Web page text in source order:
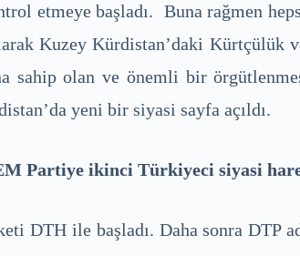
etmeye başladı. Buna rağmen
Kuzey Kürdistan’daki Kürtçülük
sahip olan ve önemli bir
yeni bir siyasi sayfa açıldı.
Partiye ikinci Türkiyeci siyasi
DTH ile başladı. Daha sonra